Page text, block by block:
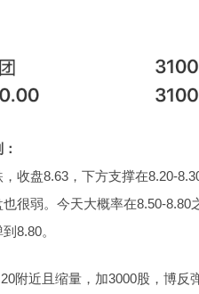
收盘8.63，下方支撑在8.20-
很弱。今天大概率在8.50-
8.80。
附近且缩量，加3000股，博反